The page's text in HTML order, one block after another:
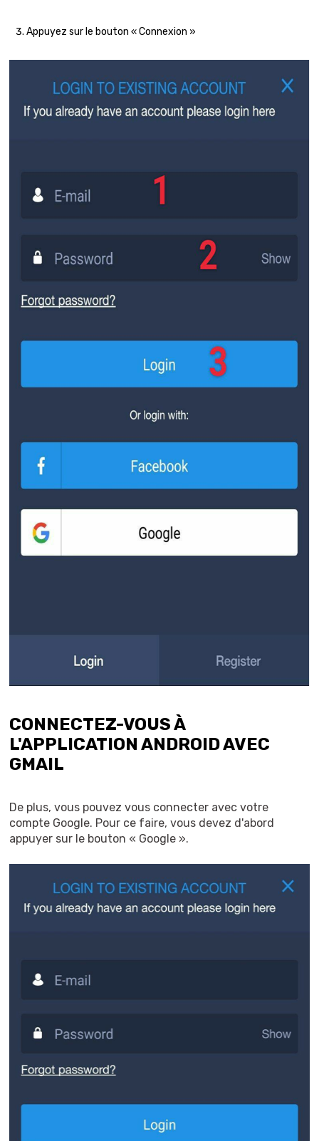
Appuyez sur le bouton « Connexion »
CONNECTEZ-VOUS À
L'APPLICATION ANDROID AVEC
GMAIL
De plus, vous pouvez vous connecter avec votre
compte Google. Pour ce faire, vous devez d'abord
appuyer sur le bouton « Google ».